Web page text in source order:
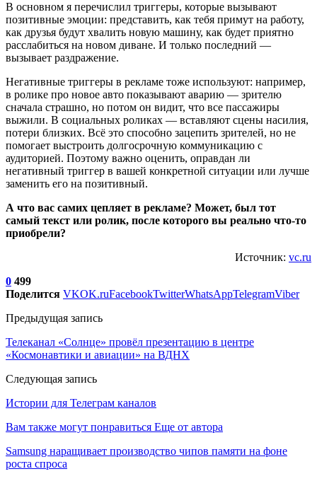
В основном я перечислил триггеры, которые вызывают
позитивные эмоции: представить, как тебя примут на работу,
как друзья будут хвалить новую машину, как будет приятно
расслабиться на новом диване. И только последний —
вызывает раздражение.
Негативные триггеры в рекламе тоже используют: например,
в ролике про новое авто показывают аварию — зрителю
сначала страшно, но потом он видит, что все пассажиры
выжили. В социальных роликах — вставляют сцены насилия,
потери близких. Всё это способно зацепить зрителей, но не
помогает выстроить долгосрочную коммуникацию с
аудиторией. Поэтому важно оценить, оправдан ли
негативный триггер в вашей конкретной ситуации или лучше
заменить его на позитивный.
А что вас самих цепляет в рекламе? Может, был тот
самый текст или ролик, после которого вы реально что-то
приобрели?
Источник: vc.ru
0 499
Поделится VKOK.ruFacebookTwitterWhatsAppTelegramViber
Предыдущая запись
Телеканал «Солнце» провёл презентацию в центре
«Космонавтики и авиации» на ВДНХ
Следующая запись
Истории для Телеграм каналов
Вам также могут понравиться Еще от автора
Samsung наращивает производство чипов памяти на фоне
роста спроса